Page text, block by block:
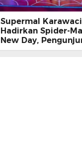
Supermal Karawaci
Hadirkan Spider-
New Day,
Main, Bertemu